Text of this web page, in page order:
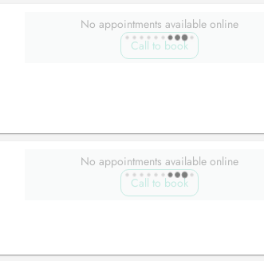
No appointments available online
Call to book
No appointments available online
Call to book